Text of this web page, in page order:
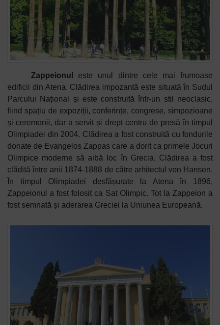
Zappeionul este unul dintre cele mai frumoase
edificii din Atena. Clădirea impozantă este situată în Sudul
Parcului Național și este construită într-un stil neoclasic,
fiind spațiu de expoziții, conferințe, congrese, simpozioane
și ceremonii, dar a servit și drept centru de presă în timpul
Olimpiadei din 2004. Clădirea a fost construită cu fondurile
donate de Evangelos Zappas care a dorit ca primele Jocuri
Olimpice moderne să aibă loc în Grecia. Clădirea a fost
clădită între anii 1874-1888 de către arhitectul von Hansen.
În timpul Olimpiadei desfășurate la Atena în 1896,
Zappeionul a fost folosit ca Sat Olimpic. Tot la Zappeion a
fost semnată și aderarea Greciei la Uniunea Europeană.